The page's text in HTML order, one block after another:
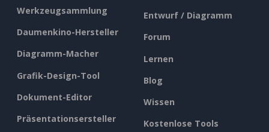
Werkzeugsammlung
Daumenkino-Hersteller
Diagramm-Macher
Grafik-Design-Tool
Dokument-Editor
Präsentationsersteller
Entwurf / Diagramm
Forum
Lernen
Blog
Wissen
Kostenlose Tools